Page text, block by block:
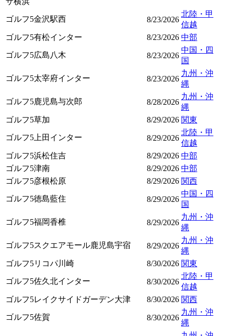
ゴルフ5金沢駅西 8/23/2026
北陸・甲
信越
ゴルフ5有松インター
8/23/2026 中部
ゴルフ5広島八木 8/23/2026
中国・四
国
ゴルフ5太宰府インター 8/23/2026
九州・沖
縄
ゴルフ5鹿児島与次郎 8/28/2026
九州・沖
縄
ゴルフ5草加
8/29/2026 関東
ゴルフ5上田インター 8/29/2026
北陸・甲
信越
ゴルフ5浜松住吉
8/29/2026 中部
ゴルフ5津南
8/29/2026 中部
ゴルフ5彦根松原
8/29/2026 関西
ゴルフ5徳島藍住 8/29/2026
中国・四
国
ゴルフ5福岡香椎 8/29/2026
九州・沖
縄
ゴルフ5スクエアモール鹿児島宇宿 8/29/2026
九州・沖
縄
ゴルフ5リコパ川崎
8/30/2026 関東
ゴルフ5佐久北インター 8/30/2026
北陸・甲
信越
ゴルフ5レイクサイドガーデン大津
8/30/2026 関西
ゴルフ5佐賀 8/30/2026
九州・沖
縄